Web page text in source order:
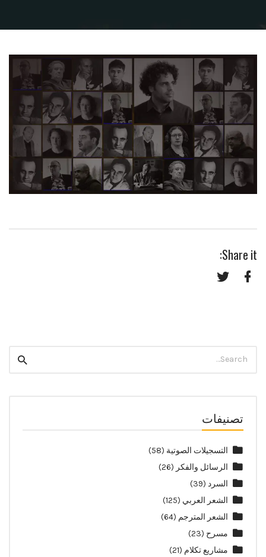
Share it:
for:
تصنيفات
التسجيلات الصوتية (58)
الرسائل والفكر (26)
السرد (39)
الشعر العربي (125)
الشعر المترجم (64)
مسرح (23)
مشاريع تكلام (21)